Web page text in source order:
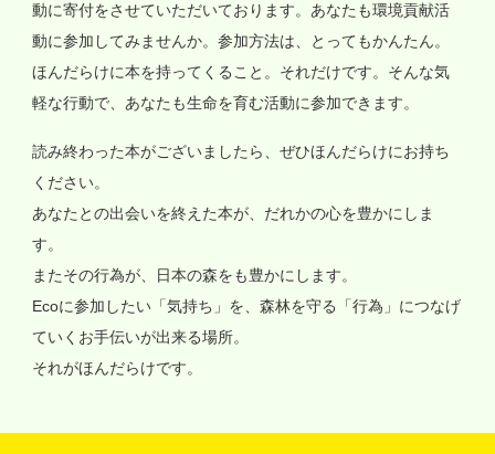
動に寄付をさせていただいております。あなたも環境貢献活
動に参加してみませんか。参加方法は、とってもかんたん。
ほんだらけに本を持ってくること。それだけです。そんな気
軽な行動で、あなたも生命を育む活動に参加できます。
読み終わった本がございましたら、ぜひほんだらけにお持ち
ください。
あなたとの出会いを終えた本が、だれかの心を豊かにしま
す。
またその行為が、日本の森をも豊かにします。
Ecoに参加したい「気持ち」を、森林を守る「行為」につなげ
ていくお手伝いが出来る場所。
それがほんだらけです。